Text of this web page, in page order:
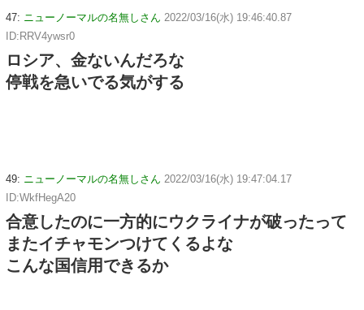
47: ニューノーマルの名無しさん 2022/03/16(水) 19:46:40.87
ID:RRV4ywsr0
ロシア、金ないんだろな
停戦を急いでる気がする
49: ニューノーマルの名無しさん 2022/03/16(水) 19:47:04.17
ID:WkfHegA20
合意したのに一方的にウクライナが破ったって
またイチャモンつけてくるよな
こんな国信用できるか